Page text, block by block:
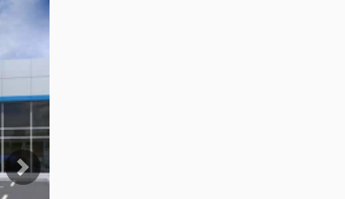
Suivant